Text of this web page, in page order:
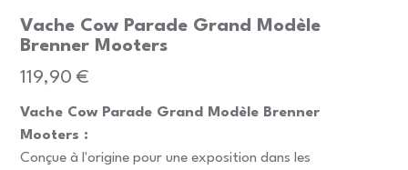
Vache Cow Parade Grand Modèle
Brenner Mooters
Prix
119,90 €
Vache Cow Parade Grand Modèle Brenner
Mooters :
Conçue à l'origine pour une exposition dans les